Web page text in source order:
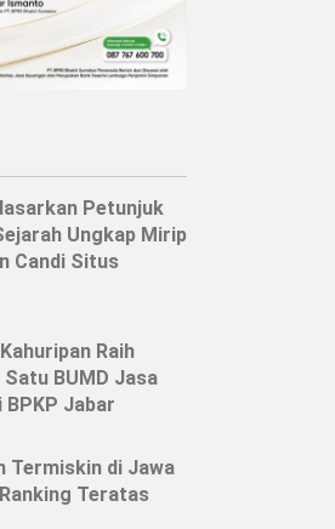
Petunjuk
Ungkap Mirip
Candi Situs
Raih
Satu BUMD Jasa
Jabar
Termiskin di Jawa
Teratas